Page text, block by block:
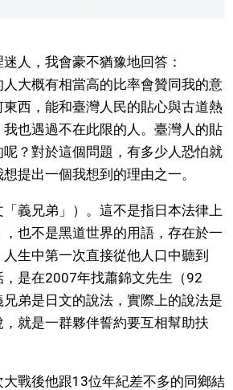
人，我會豪不猶豫地回答：
人大概有相當高的比率會贊同我的意
東西，能和臺灣人民的貼心與古道熱
也遇過不在此限的人。臺灣人的貼
？對於這個問題，有多少人恐怕就
提出一個我想到的理由之一。
義兄弟」）。這不是指日本法律上
也不是黑道世界的用語，存在於一
生中第一次直接從他人口中聽到
，是在2007年找蕭錦文先生（92
弟是日文的說法，實際上的說法是
，就是一群夥伴誓約要互相幫助扶
戰後他跟13位年紀差不多的同鄉結